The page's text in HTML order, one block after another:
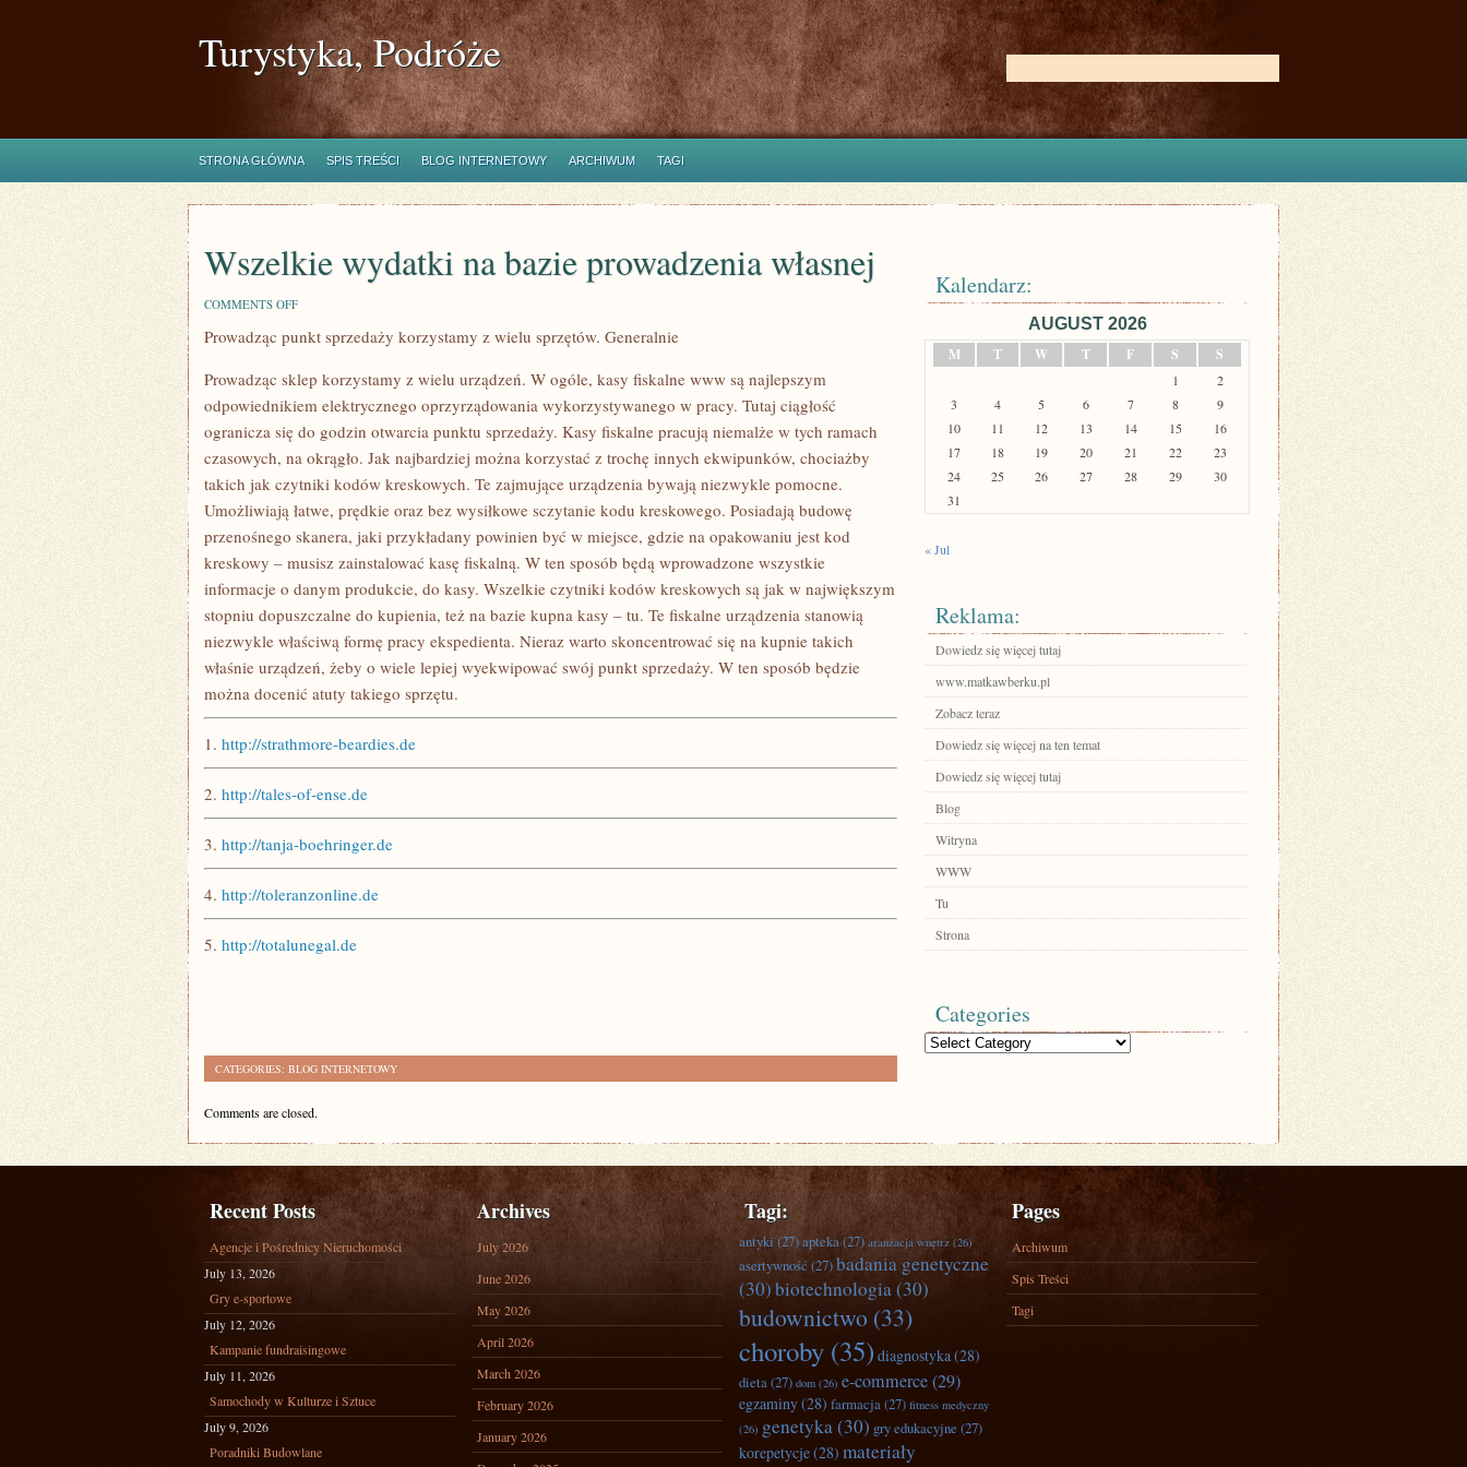
Turystyka, Podróże
STRONA GŁÓWNA SPIS TREŚCI BLOG INTERNETOWY ARCHIWUM TAGI
Wszelkie wydatki na bazie prowadzenia własnej
COMMENTS OFFON
WYDATKI
PROWADZENIA
WŁASNEJ
Prowadząc punkt sprzedaży korzystamy z wielu sprzętów. Generalnie
Prowadząc sklep korzystamy z wielu urządzeń. W ogóle, kasy fiskalne www są najlepszym
odpowiednikiem elektrycznego oprzyrządowania wykorzystywanego w pracy. Tutaj ciągłość
ogranicza się do godzin otwarcia punktu sprzedaży. Kasy fiskalne pracują niemalże w tych ramach
czasowych, na okrągło. Jak najbardziej można korzystać z trochę innych ekwipunków, chociażby
takich jak czytniki kodów kreskowych. Te zajmujące urządzenia bywają niezwykle pomocne.
Umożliwiają łatwe, prędkie oraz bez wysiłkowe sczytanie kodu kreskowego. Posiadają budowę
przenośnego skanera, jaki przykładany powinien być w miejsce, gdzie na opakowaniu jest kod
kreskowy – musisz zainstalować kasę fiskalną. W ten sposób będą wprowadzone wszystkie
informacje o danym produkcie, do kasy. Wszelkie czytniki kodów kreskowych są jak w największym
stopniu dopuszczalne do kupienia, też na bazie kupna kasy – tu. Te fiskalne urządzenia stanowią
niezwykle właściwą formę pracy ekspedienta. Nieraz warto skoncentrować się na kupnie takich
właśnie urządzeń, żeby o wiele lepiej wyekwipować swój punkt sprzedaży. W ten sposób będzie
można docenić atuty takiego sprzętu.
1. http://strathmore-beardies.de
2. http://tales-of-ense.de
3. http://tanja-boehringer.de
4. http://toleranzonline.de
5. http://totalunegal.de
CATEGORIES: BLOG INTERNETOWY
Comments are closed.
Kalendarz:
AUGUST 2026
M
T W T F S S
1
2
3
4 5 6 7 8
9
10
11 12 13 14 15
16
17
18 19 20 21 22
23
24
25 26 27 28 29
30
31
« Jul
Reklama:
Dowiedz się więcej tutaj
www.matkawberku.pl
Zobacz teraz
Dowiedz się więcej na ten temat
Dowiedz się więcej tutaj
Blog
Witryna
WWW
Tu
Strona
Categories
Categories
Recent Posts
Agencje i Pośrednicy Nieruchomości
July 13, 2026
Gry e-sportowe
July 12, 2026
Kampanie fundraisingowe
July 11, 2026
Samochody w Kulturze i Sztuce
July 9, 2026
Poradniki Budowlane
Archives
July 2026
June 2026
May 2026
April 2026
March 2026
February 2026
January 2026
Tagi:
antyki(27)apteka(27) aranżacja wnętrz (26)
asertywność (27)badania genetyczne
(30)biotechnologia(30)
budownictwo (33)
choroby (35) diagnostyka(28)
dieta(27) dom (26) e-commerce(29)
egzaminy(28) farmacja(27) fitness medyczny
(26) genetyka(30) gry edukacyjne (27)
korepetycje(28) materiały
Pages
Archiwum
Spis Treści
Tagi